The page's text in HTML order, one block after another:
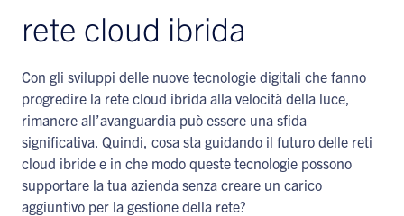
rete cloud ibrida
Con gli sviluppi delle nuove tecnologie digitali che fanno
progredire la rete cloud ibrida alla velocità della luce,
rimanere all’avanguardia può essere una sfida
significativa. Quindi, cosa sta guidando il futuro delle reti
cloud ibride e in che modo queste tecnologie possono
supportare la tua azienda senza creare un carico
aggiuntivo per la gestione della rete?